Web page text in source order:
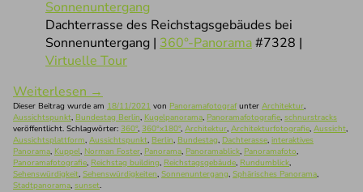
Dachterrasse des Reichstagsgebäudes bei
Sonnenuntergang | 360°-Panorama#7328 |
Virtuelle Tour
Weiterlesen →
Dieser Beitrag wurde am 18/11/2021 von Panoramafotografunter Architektur,
Aussichtspunkt, Bundestag Berlin, Kugelpanorama, Panoramafotografie, schnurstracks
veröffentlicht. Schlagwörter: 360°, 360°x180°, Architektur, Architekturfotografie, Aussicht,
Aussichtsplattform, Aussichtspunkt, Berlin, Bundestag, Dachterasse, interaktives
Panorama, Kuppel, Norman Foster, Panorama, Panoramablick, Panoramafoto,
Panoramafotografie, Reichstag building, Reichstagsgebäude, Rundumblick,
Sehenswürdigkeit, Sehenswürdigkeiten, Sonnenuntergang, Sphärisches Panorama,
Stadtpanorama, sunset.